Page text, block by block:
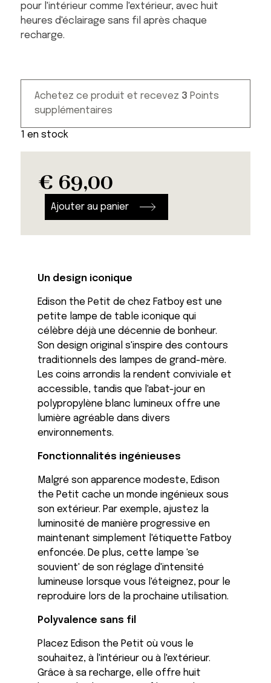
pour l'intérieur comme l'extérieur, avec huit
heures d'éclairage sans fil après chaque
recharge.
1 en stock
€ 69,00
Achetez ce produit et recevez 3 Points
supplémentaires
Edison
Ajouter au panier
Un design iconique
Edison the Petit de chez Fatboy est une
petite lampe de table iconique qui
célèbre déjà une décennie de bonheur.
Son design original s'inspire des contours
traditionnels des lampes de grand-mère.
Les coins arrondis la rendent conviviale et
accessible, tandis que l'abat-jour en
polypropylène blanc lumineux offre une
lumière agréable dans divers
environnements.
Fonctionnalités ingénieuses
Malgré son apparence modeste, Edison
the Petit cache un monde ingénieux sous
son extérieur. Par exemple, ajustez la
luminosité de manière progressive en
maintenant simplement l'étiquette Fatboy
enfoncée. De plus, cette lampe 'se
souvient' de son réglage d'intensité
lumineuse lorsque vous l'éteignez, pour le
reproduire lors de la prochaine utilisation.
Polyvalence sans fil
Placez Edison the Petit où vous le
souhaitez, à l'intérieur ou à l'extérieur.
Grâce à sa recharge, elle offre huit